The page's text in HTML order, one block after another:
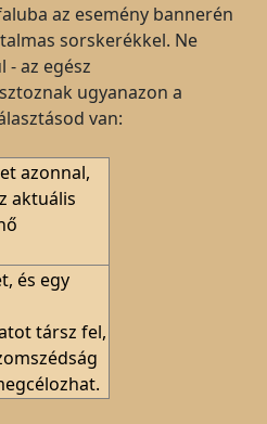
az esemény bannerén
sorskerékkel. Ne
- az egész
ugyanazon a
van:
azonnal,
aktuális
és egy
társz fel,